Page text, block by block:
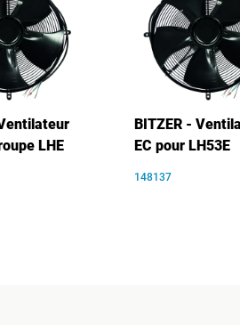
LHE
BITZER -
EC pour LH53E
148137